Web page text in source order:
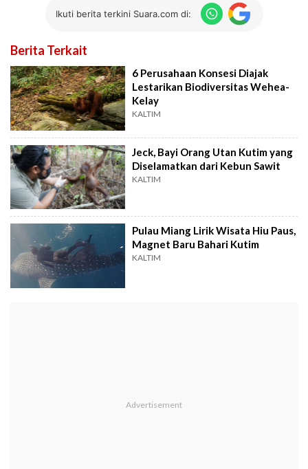
Ikuti berita terkini Suara.com di:
Berita Terkait
6 Perusahaan Konsesi Diajak
Lestarikan Biodiversitas Wehea-
Kelay
KALTIM
Jeck, Bayi Orang Utan Kutim yang
Diselamatkan dari Kebun Sawit
KALTIM
Pulau Miang Lirik Wisata Hiu Paus,
Magnet Baru Bahari Kutim
KALTIM